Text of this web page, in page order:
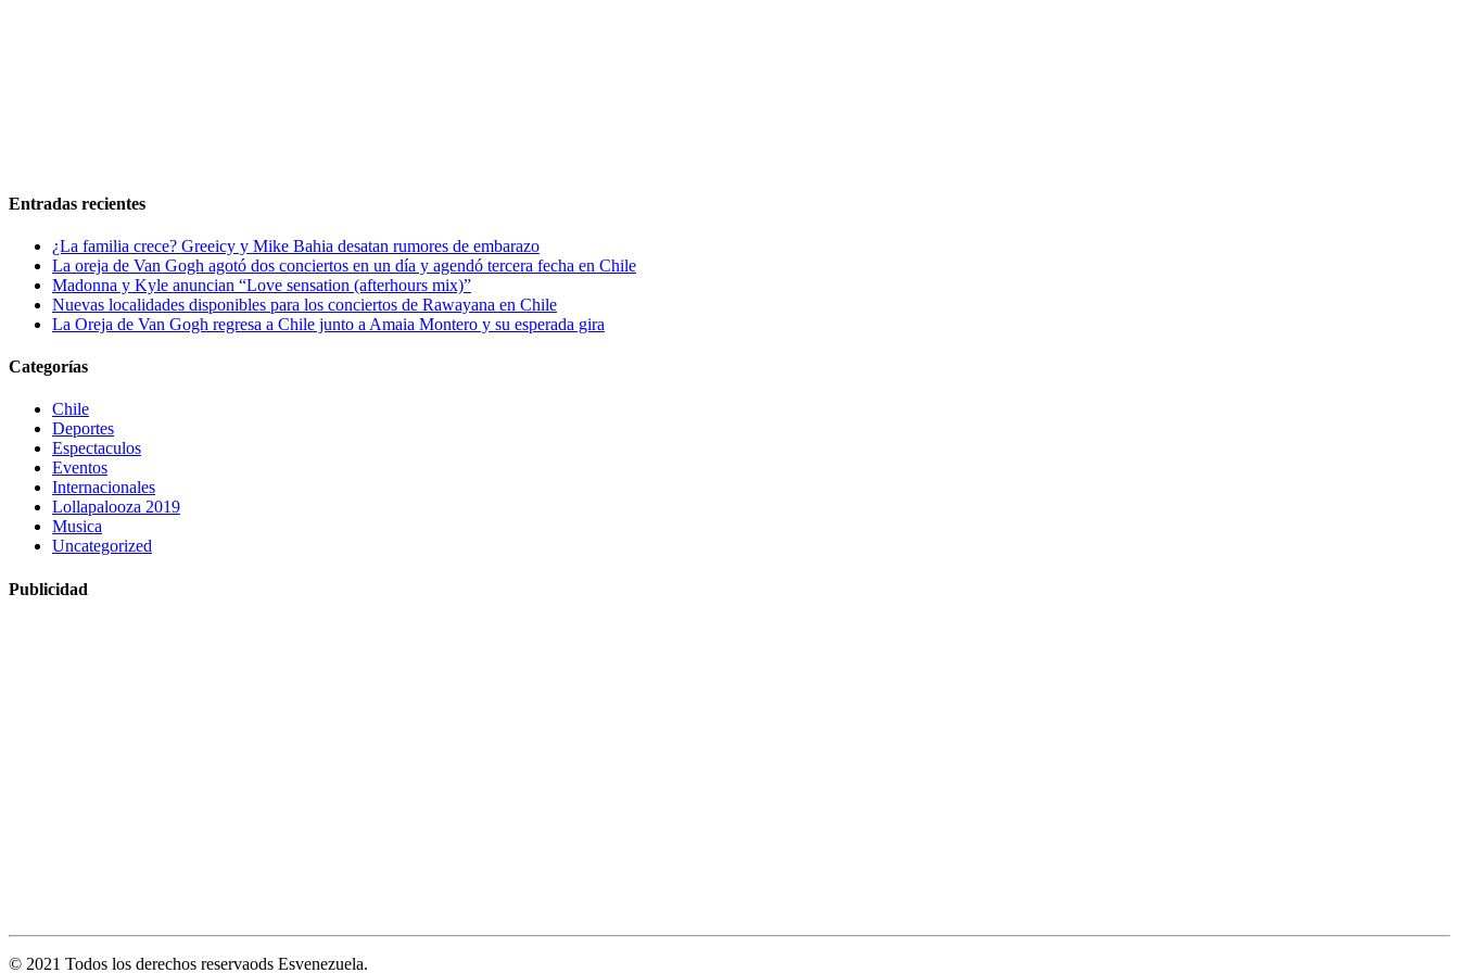
Entradas recientes
¿La familia crece? Greeicy y Mike Bahia desatan rumores de embarazo
La oreja de Van Gogh agotó dos conciertos en un día y agendó tercera fecha en Chile
Madonna y Kyle anuncian “Love sensation (afterhours mix)”
Nuevas localidades disponibles para los conciertos de Rawayana en Chile
La Oreja de Van Gogh regresa a Chile junto a Amaia Montero y su esperada gira
Categorías
Chile
Deportes
Espectaculos
Eventos
Internacionales
Lollapalooza 2019
Musica
Uncategorized
Publicidad
© 2021 Todos los derechos reservaods Esvenezuela.